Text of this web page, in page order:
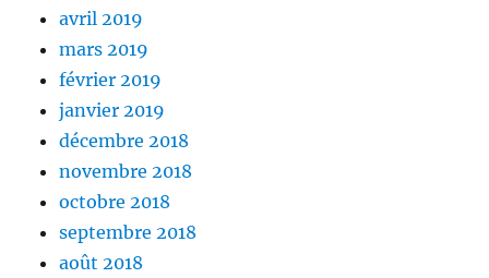
avril 2019
mars 2019
février 2019
janvier 2019
décembre 2018
novembre 2018
octobre 2018
septembre 2018
août 2018